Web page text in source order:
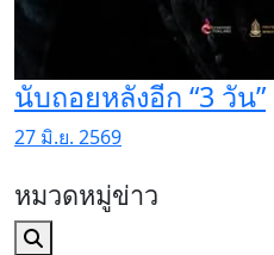
นับถอยหลังอีก “3 วัน”
27 มิ.ย. 2569
หมวดหมู่ข่าว